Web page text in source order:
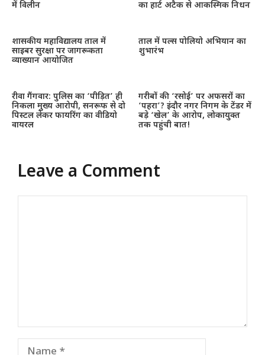
में विलीन
का हार्ट अटैक से आकस्मिक निधन
शासकीय महाविद्यालय ताल में
साइबर सुरक्षा पर जागरूकता
व्याख्यान आयोजित
ताल में पल्स पोलियो अभियान का
शुभारंभ
रीवा गैंगवार: पुलिस का ‘पीड़ित’ ही
निकला मुख्य आरोपी, सनरूफ से दो
पिस्टल लेकर फायरिंग का वीडियो
वायरल
गरीबों की ‘रसोई’ पर अफसरों का
‘पहरा’? इंदौर नगर निगम के टेंडर में
बड़े ‘खेल’ के आरोप, लोकायुक्त
तक पहुंची बात!
Leave a Comment
Name